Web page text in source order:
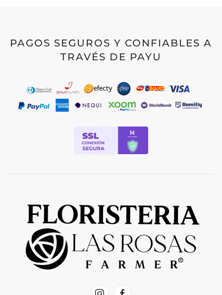
PAGOS SEGUROS Y CONFIABLES A
TRAVÉS DE PAYU